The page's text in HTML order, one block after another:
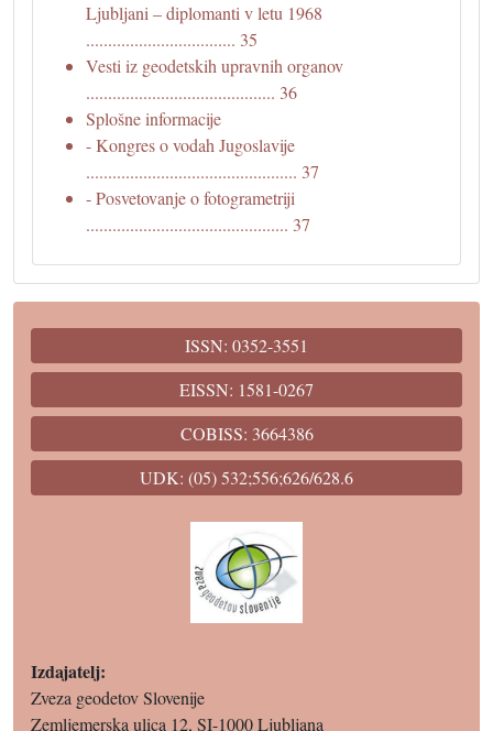
Ljubljani – diplomanti v letu 1968
.................................. 35
Vesti iz geodetskih upravnih organov
........................................... 36
Splošne informacije
- Kongres o vodah Jugoslavije
................................................ 37
- Posvetovanje o fotogrametriji
.............................................. 37
ISSN: 0352-3551
EISSN: 1581-0267
COBISS: 3664386
UDK: (05) 532;556;626/628.6
Izdajatelj:
Zveza geodetov Slovenije
Zemljemerska ulica 12, SI-1000 Ljubljana